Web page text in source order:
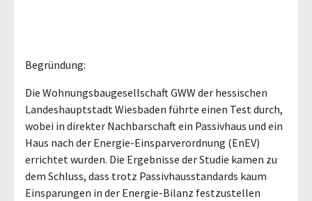
Begründung:
Die Wohnungsbaugesellschaft GWW der hessischen
Landeshauptstadt Wiesbaden führte einen Test durch,
wobei in direkter Nachbarschaft ein Passivhaus und ein
Haus nach der Energie-Einsparverordnung (EnEV)
errichtet wurden. Die Ergebnisse der Studie kamen zu
dem Schluss, dass trotz Passivhausstandards kaum
Einsparungen in der Energie-Bilanz festzustellen